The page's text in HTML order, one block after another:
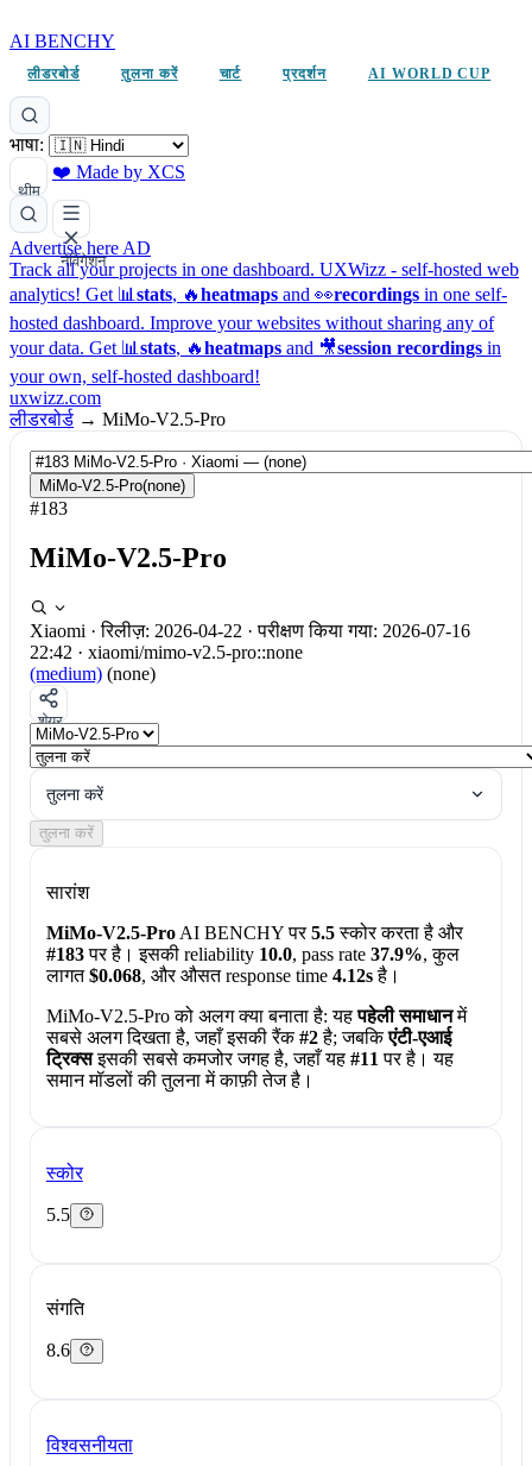
AI BENCHY
लीडरबोर्ड तुलना करें चार्ट प्रदर्शन AI WORLD CUP
भाषा:
थीम
❤️ Made by XCS
नेविगेशन
Advertise here AD
Track all your projects in one dashboard. UXWizz - self-hosted web
analytics! Get 📊 stats, 🔥heatmaps and 👀recordings in one self-
hosted dashboard. Improve your websites without sharing any of
your data. Get 📊 stats, 🔥heatmaps and 🎥session recordings in
your own, self-hosted dashboard!
uxwizz.com
लीडरबोर्ड → MiMo-V2.5-Pro
MiMo-V2.5-Pro(none)
#183
MiMo-V2.5-Pro
Xiaomi · रिलीज़: 2026-04-22 · परीक्षण किया गया: 2026-07-16
22:42 · xiaomi/mimo-v2.5-pro::none
(medium) (none)
शेयर
तुलना करें
तुलना करें
सारांश
MiMo-V2.5-ProAI BENCHY पर5.5स्कोर करता है और
#183पर है। इसकी reliability 10.0, pass rate 37.9%, कुल
लागत$0.068, और औसत response time 4.12sहै।
MiMo-V2.5-Pro को अलग क्या बनाता है: यहपहेली समाधानमें
सबसे अलग दिखता है, जहाँ इसकी रैंक#2है; जबकिएंटी-एआई
ट्रिक्सइसकी सबसे कमजोर जगह है, जहाँ यह #11 पर है। यह
समान मॉडलों की तुलना में काफ़ी तेज है।
स्कोर
5.5
संगति
8.6
विश्वसनीयता